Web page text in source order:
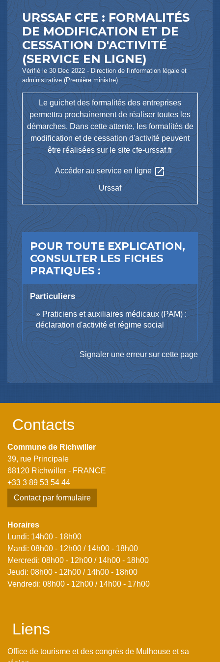
URSSAF CFE : FORMALITÉS
DE MODIFICATION ET DE
CESSATION D'ACTIVITÉ
(SERVICE EN LIGNE)
Vérifié le 30 Dec 2022 - Direction de l'information légale et
administrative (Première ministre)
Le guichet des formalités des entreprises
permettra prochainement de réaliser toutes les
démarches. Dans cette attente, les formalités de
modification et de cessation d'activité peuvent
être réalisées sur le site cfe-urssaf.fr
Accéder au service en ligneopen_in_new
Urssaf
POUR TOUTE EXPLICATION,
CONSULTER LES FICHES
PRATIQUES :
Particuliers
Praticiens et auxiliaires médicaux (PAM) :
déclaration d'activité et régime social
Signaler une erreur sur cette page
Contacts
Commune de Richwiller
39, rue Principale
68120 Richwiller - FRANCE
+33 3 89 53 54 44
Contact par formulaire
Horaires
Lundi: 14h00 - 18h00
Mardi: 08h00 - 12h00 / 14h00 - 18h00
Mercredi: 08h00 - 12h00 / 14h00 - 18h00
Jeudi: 08h00 - 12h00 / 14h00 - 18h00
Vendredi: 08h00 - 12h00 / 14h00 - 17h00
Liens
Office de tourisme et des congrès de Mulhouse et sa